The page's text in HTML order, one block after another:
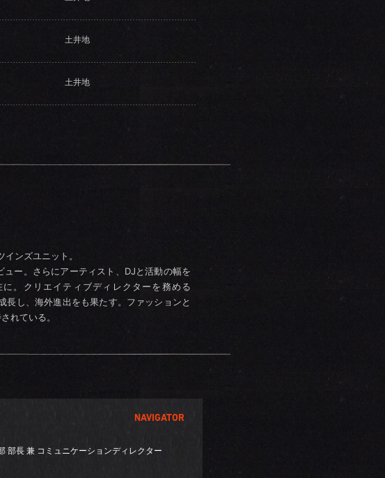
土井地
土井地
ンズユニット。
ー。さらにアーティスト、DJと活動の幅を
。クリエイティブディレクターを務める
長し、海外進出をも果たす。ファッションと
れている。
NAVIGATOR
部長 兼 コミュニケーションディレクター